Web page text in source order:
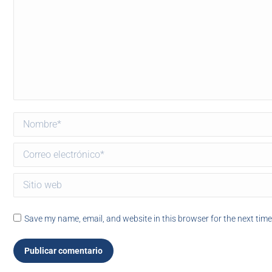
Nombre *
Correo electrónico *
Sitio web
Save my name, email, and website in this browser for the next
Publicar comentario